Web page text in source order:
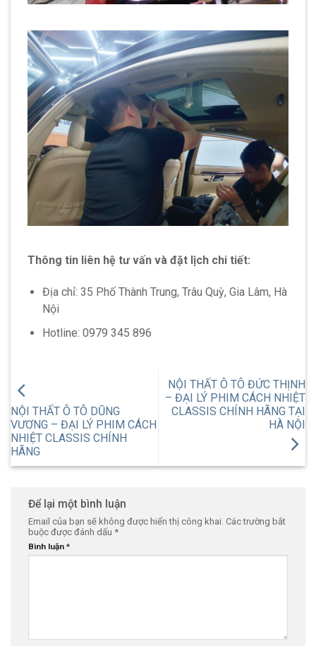
Thông tin liên hệ tư vấn và đặt lịch chi tiết:
Địa chỉ: 35 Phố Thành Trung, Trâu Quỳ, Gia Lâm, Hà
Nội
Hotline: 0979 345 896
NỘI THẤT Ô TÔ DŨNG
VƯƠNG – ĐẠI LÝ PHIM CÁCH
NHIỆT CLASSIS CHÍNH
HÃNG
NỘI THẤT Ô TÔ ĐỨC THỊNH
– ĐẠI LÝ PHIM CÁCH NHIỆT
CLASSIS CHÍNH HÃNG TẠI
HÀ NỘI
Để lại một bình luận
Email của bạn sẽ không được hiển thị công khai. Các trường bắt
buộc được đánh dấu *
Bình luận *